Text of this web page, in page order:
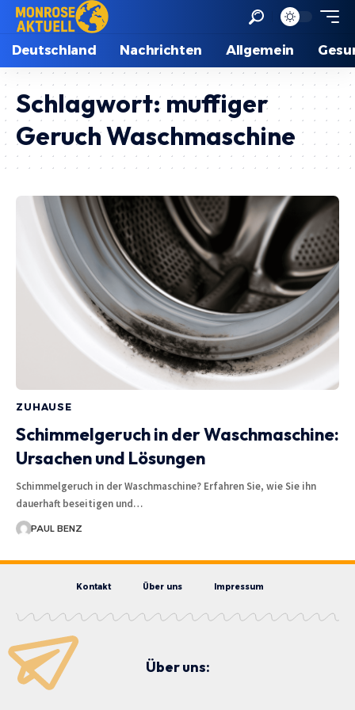
Deutschland Nachrichten Allgemein
Schlagwort: muffiger
Geruch Waschmaschine
ZUHAUSE
Schimmelgeruch in der Waschmaschine:
Ursachen und Lösungen
Schimmelgeruch in der Waschmaschine? Erfahren Sie, wie Sie ihn
dauerhaft beseitigen und…
PAUL BENZ
Kontakt Über uns Impressum
Über uns: